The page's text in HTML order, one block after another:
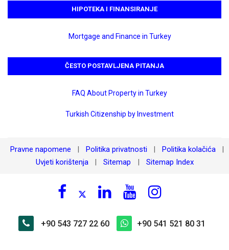
HIPOTEKA I FINANSIRANJE
Mortgage and Finance in Turkey
ČESTO POSTAVLJENA PITANJA
FAQ About Property in Turkey
Turkish Citizenship by Investment
Pravne napomene Politika privatnosti Politika kolačića
Uvjeti korištenja Sitemap Sitemap Index
+90 543 727 22 60 +90 541 521 80 31